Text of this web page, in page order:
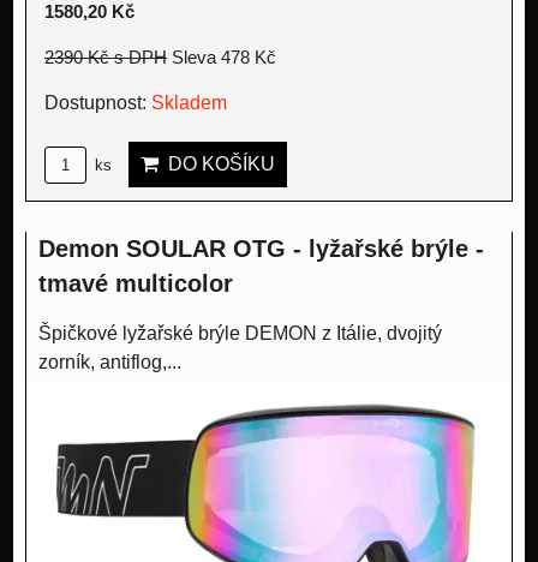
1580,20 Kč
2390 Kčs DPH Sleva 478 Kč
Dostupnost: Skladem
ks DO KOŠÍKU
Demon SOULAR OTG - lyžařské brýle -
tmavé multicolor
Špičkové lyžařské brýle DEMON z Itálie, dvojitý
zorník, antiflog,...